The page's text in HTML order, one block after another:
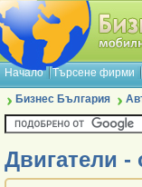
Начало Търсене фирми
Бизнес България
Двигатели -